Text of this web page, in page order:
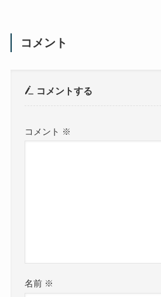
コメント
コメントする
コメント ※
名前 ※